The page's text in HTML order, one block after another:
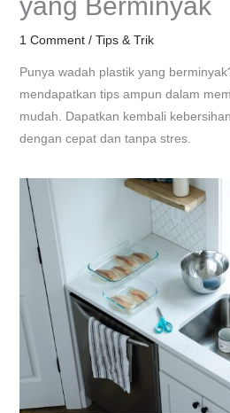
yang Berminyak
1 Comment / Tips & Trik
Punya wadah plastik yang
mendapatkan tips ampun dalam
mudah. Dapatkan kembali
dengan cepat dan tanpa stres.